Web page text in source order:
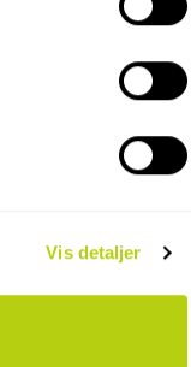
en scanning af
og til at analysere
Vores partnere
Vis detaljer